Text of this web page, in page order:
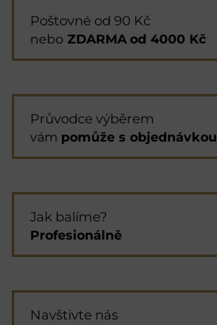
Poštovné od 90 Kč
nebo ZDARMA od 4000 Kč
Průvodce výběrem
vám pomůže s objednávkou
Jak balíme?
Profesionálně
Navštivte nás